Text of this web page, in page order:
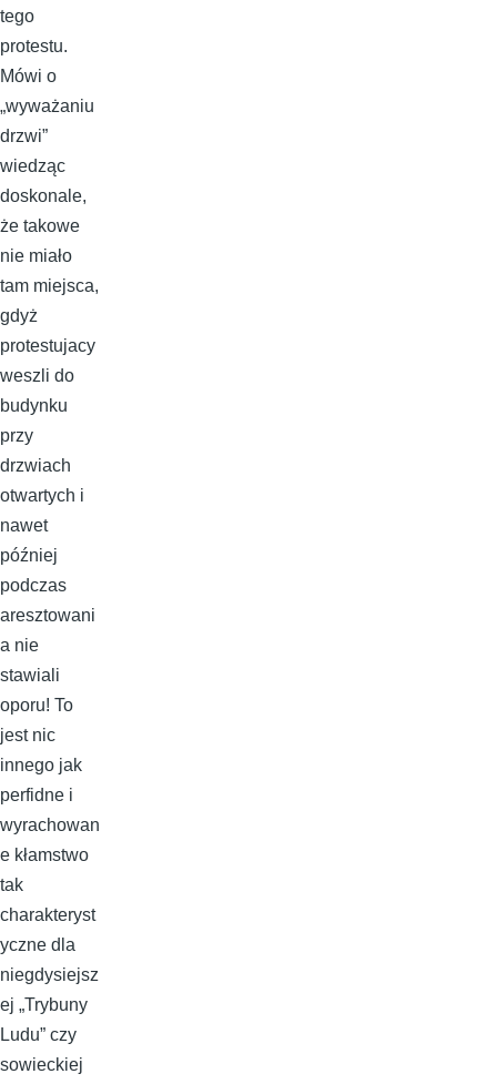
tego
protestu.
Mówi o
„wyważaniu
drzwi”
wiedząc
doskonale,
że takowe
nie miało
tam miejsca,
gdyż
protestujacy
weszli do
budynku
przy
drzwiach
otwartych i
nawet
później
podczas
aresztowani
a nie
stawiali
oporu! To
jest nic
innego jak
perfidne i
wyrachowan
e kłamstwo
tak
charakteryst
yczne dla
niegdysiejsz
ej „Trybuny
Ludu” czy
sowieckiej